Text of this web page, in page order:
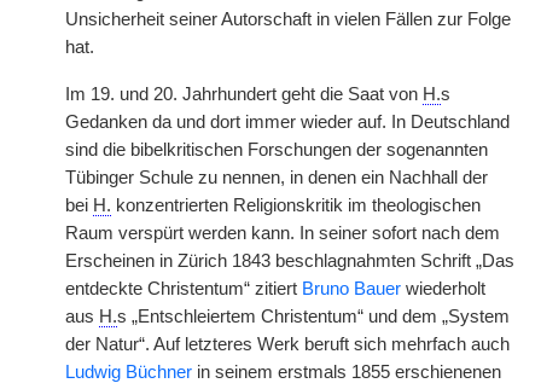
Unsicherheit seiner Autorschaft in vielen Fällen zur Folge
hat.
Im 19. und 20. Jahrhundert geht die Saat von H.s
Gedanken da und dort immer wieder auf. In Deutschland
sind die bibelkritischen Forschungen der sogenannten
Tübinger Schule zu nennen, in denen ein Nachhall der
bei H. konzentrierten Religionskritik im theologischen
Raum verspürt werden kann. In seiner sofort nach dem
Erscheinen in Zürich 1843 beschlagnahmten Schrift „Das
entdeckte Christentum“ zitiert Bruno Bauer wiederholt
aus H.s „Entschleiertem Christentum“ und dem „System
der Natur“. Auf letzteres Werk beruft sich mehrfach auch
Ludwig Büchner in seinem erstmals 1855 erschienenen